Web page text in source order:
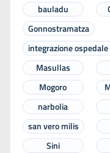
bauladu
Gonnostramatza
integrazione
Masullas
Mogoro
narbolia
san vero milis
Sini